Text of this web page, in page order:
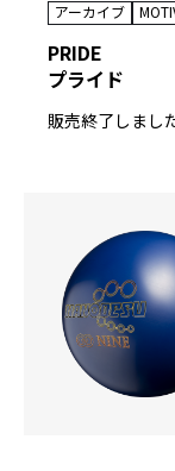
アーカイブ
PRIDE
プライド
販売終了しまし